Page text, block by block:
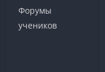
Форумы
учеников